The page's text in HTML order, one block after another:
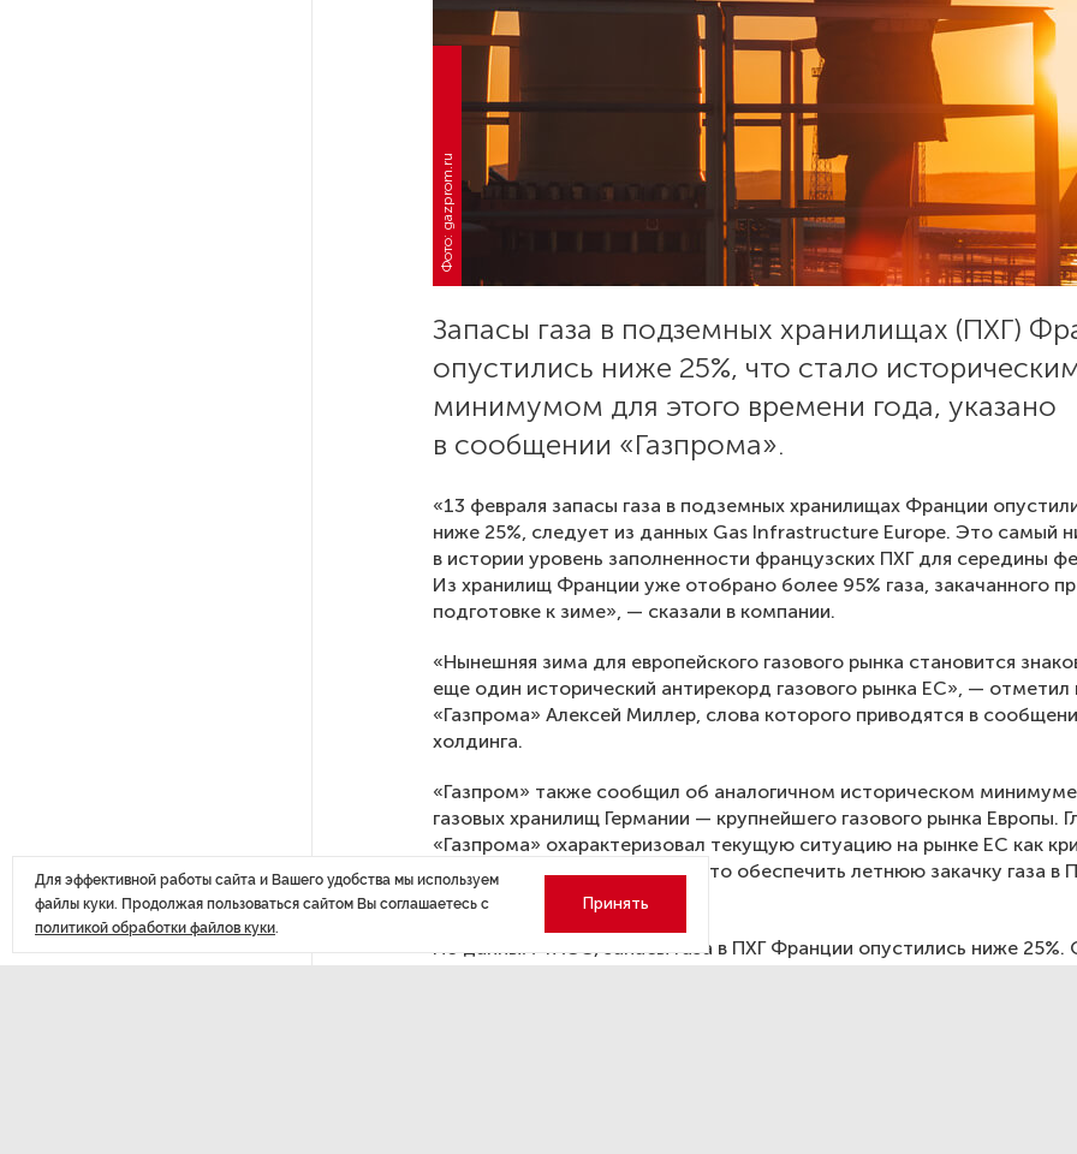
обнаружили топор XV века
и украшения
Фото: gazprom.ru
Запасы газа в подземных хранилищах (ПХГ)
опустились ниже 25%, что стало
минимумом для этого времени года, указано
в сообщении «Газпрома».
«13 февраля запасы газа в подземных хранилищах Франции
ниже 25%, следует из данных Gas Infrastructure Europe. Это самый
в истории уровень заполненности французских ПХГ для середины
Из хранилищ Франции уже отобрано более 95% газа, закачанного
подготовке к зиме», — сказали в компании.
«Нынешняя зима для европейского газового рынка становится
еще один исторический антирекорд газового рынка ЕС», — отметил
«Газпрома» Алексей Миллер, слова которого приводятся в
холдинга.
«Газпром» также сообщил об аналогичном историческом
газовых хранилищ Германии — крупнейшего газового рынка Европы.
«Газпрома» охарактеризовал текущую ситуацию на рынке ЕС как
напряженную и подчеркнул, что обеспечить летнюю закачку газа в
будет очень трудно.
По данным ТАСС, запасы газа в ПХГ Франции опустились ниже 25%.
Для эффективной работы сайта и Вашего удобства мы используем
файлы куки. Продолжая пользоваться сайтом Вы соглашаетесь с
политикой обработки файлов куки.
Принять